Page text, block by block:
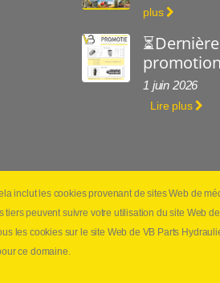
plus
1 juin 2026
Lire plus
Conditions générales de vente
inclut les cookies provenant de sites Web de
peuvent suivre votre utilisation du site Web
les cookies sur le site Web de VB Parts
ce domaine.